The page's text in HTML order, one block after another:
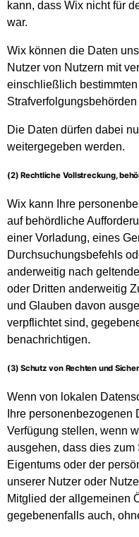
kann, dass Wix nicht für
war.
Wix können die Daten
Nutzer von Nutzern mit
einschließlich
Die Daten dürfen dabei
weitergegeben werden.
(2) Rechtliche Vollstreckung,
Wix kann Ihre
auf behördliche
einer Vorladung, eines
Durchsuchungsbefehls
anderweitig nach
oder Dritten anderweitig
und Glauben davon
verpflichtet sind,
benachrichtigen.
(3) Schutz von Rechten und
Wenn von lokalen
Ihre
Verfügung stellen, wenn
ausgehen, dass dies zum
Eigentums oder der
unserer Nutzer oder
Mitglied der allgemeinen
gegebenenfalls auch,